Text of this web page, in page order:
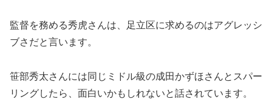
監督を務める秀虎さんは、足立区に求めるのはアグレッシ
ブさだと言います。
笹部秀太さんには同じミドル級の成田かずほさんとスパー
リングしたら、面白いかもしれないと話されています。